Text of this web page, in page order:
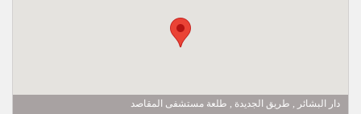
دار البشائر , طريق الجديدة , طلعة مستشفى المقاصد